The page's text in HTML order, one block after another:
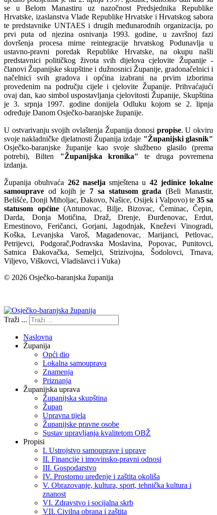
se u Belom Manastiru uz nazočnost Predsjednika Republike
Hrvatske, izaslanstva Vlade Republike Hrvatske i Hrvatskog sabora
te predstavnike UNTAES i drugih međunarodnih organizacija, po
prvi puta od njezina osnivanja 1993. godine, u završnoj fazi
dovršenja procesa mirne reintegracije hrvatskog Podunavlja u
ustavno-pravni poredak Republike Hrvatske, na okupu našli
predstavnici političkog života svih dijelova cjelovite Županije -
članovi Županijske skupštine i dužnosnici Županije, gradonačelnici i
načelnici svih gradova i općina izabrani na prvim izborima
provedenim na području cijele i cjelovite Županije. Prihvaćajući
ovaj dan, kao simbol uspostavljanja cjelovitosti Županije, Skupština
je 3. srpnja 1997. godine donijela Odluku kojom se 2. lipnja
određuje Danom Osječko-baranjske županije.
U ostvarivanju svojih ovlaštenja Županija donosi propise. U okviru
svoje nakladničke djelatnosti Županija izdaje "Županijski glasnik"
Osječko-baranjske županije kao svoje službeno glasilo (prema
potrebi), Bilten "Županijska kronika"
te druga povremena
izdanja.
Županija obuhvaća 262 naselja smještena u 42 jedinice lokalne
samouprave od kojih je 7 sa statusom grada (Beli Manastir,
Belišće, Donji Miholjac, Đakovo, Našice, Osijek i Valpovo) te 35 sa
statusom općine(Antunovac, Bilje, Bizovac, Čeminac, Čepin,
Darda, Donja Motičina, Draž, Drenje, Đurđenovac, Erdut,
Ernestinovo, Feričanci, Gorjani, Jagodnjak, Kneževi Vinogradi,
Koška, Levanjska Varoš, Magadenovac, Marijanci, Petlovac,
Petrijevci, Podgorač,Podravska Moslavina, Popovac, Punitovci,
Satnica Đakovačka, Semeljci, Strizivojna, Šodolovci, Trnava,
Viljevo, Viškovci, Vladislavci i Vuka)
© 2026 Osječko-baranjska županija
Traži ...
Naslovna
Županija
Opći dio
Lokalna samouprava
Znamenja
Priznanja
Županijska uprava
Županijska skupština
Župan
Upravna tijela
Županijske pravne osobe
Sustav upravljanja kvalitetom OBŽ
Propisi
I. Ustrojstvo samouprave i uprave
II. Financije i imovinsko-pravni odnosi
III. Gospodarstvo
IV. Prostorno uređenje i zaštita okoliša
V. Obrazovanje, kultura, sport, tehnička kultura i
znanost
VI. Zdravstvo i socijalna skrb
VII. Civilna obrana i zaštita